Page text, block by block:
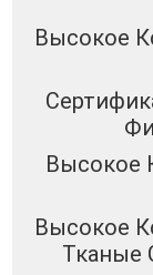
Высокое
Высокое
Высокое
Тканые